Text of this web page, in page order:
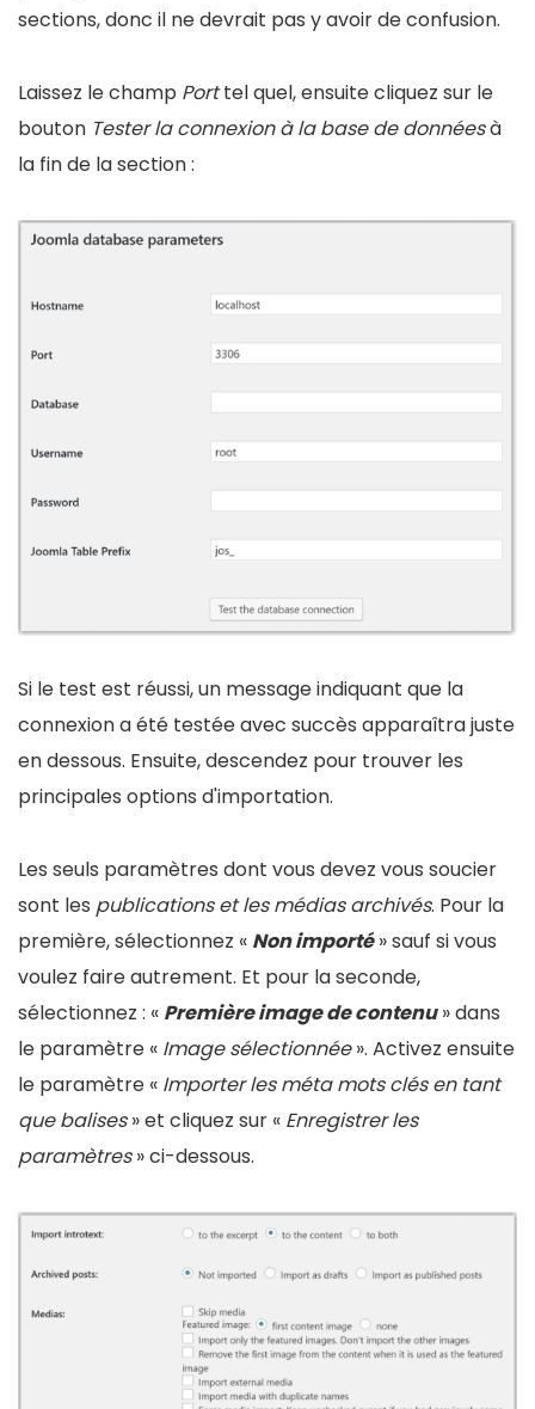
sections, donc il ne devrait pas y avoir de confusion.
Laissez le champ Porttel quel, ensuite cliquez sur le
bouton Tester la connexion à la base de donnéesà
la fin de la section :
Si le test est réussi, un message indiquant que la
connexion a été testée avec succès apparaîtra juste
en dessous. Ensuite, descendez pour trouver les
principales options d'importation.
Les seuls paramètres dont vous devez vous soucier
sont les publications et les médias archivés. Pour la
première, sélectionnez « Non importé» sauf si vous
voulez faire autrement. Et pour la seconde,
sélectionnez : « Première image de contenu » dans
le paramètre « Image sélectionnée». Activez ensuite
le paramètre « Importer les méta mots clés en tant
que balises» et cliquez sur « Enregistrer les
paramètres» ci-dessous.